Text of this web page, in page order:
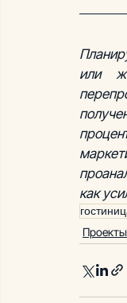
или
как
Проекты